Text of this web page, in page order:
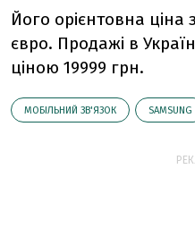
Його орієнтовна ціна
євро. Продажі в
ціною 19999 грн.
МОБІЛЬНИЙ ЗВ'ЯЗОК SAMSUNG